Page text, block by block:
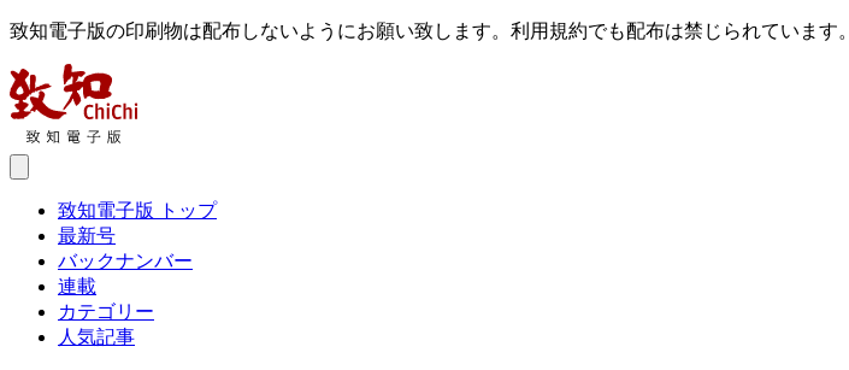
致知電子版の印刷物は配布しないようにお願い致します。利用規約でも配布は禁じられています。
致知電子版 トップ
最新号
バックナンバー
連載
カテゴリー
人気記事